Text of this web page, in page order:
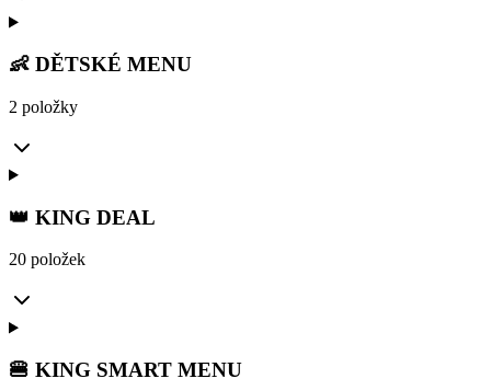
👶 DĚTSKÉ MENU
2 položky
👑 KING DEAL
20 položek
🍔 KING SMART MENU